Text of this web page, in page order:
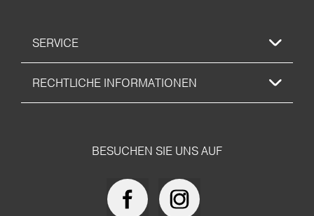
SERVICE
RECHTLICHE INFORMATIONEN
BESUCHEN SIE UNS AUF